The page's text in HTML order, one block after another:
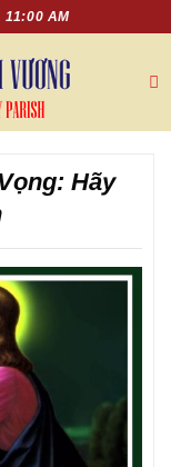
11:00 AM
Hãy